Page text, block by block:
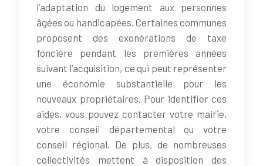
l’adaptation du logement aux personnes
âgées ou handicapées. Certaines communes
proposent des exonérations de taxe
foncière pendant les premières années
suivant l’acquisition, ce qui peut représenter
une économie substantielle pour les
nouveaux propriétaires. Pour identifier ces
aides, vous pouvez contacter votre mairie,
votre conseil départemental ou votre
conseil régional. De plus, de nombreuses
collectivités mettent à disposition des